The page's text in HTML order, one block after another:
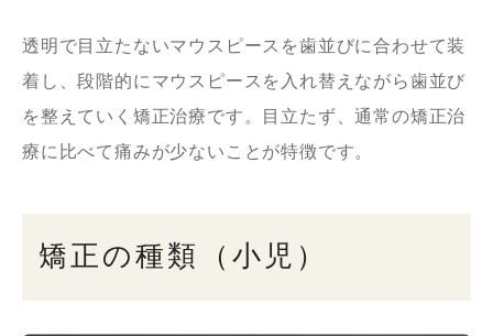
透明で目立たないマウスピースを歯並びに合わせて装
着し、段階的にマウスピースを入れ替えながら歯並び
を整えていく矯正治療です。目立たず、通常の矯正治
療に比べて痛みが少ないことが特徴です。
矯正の種類（小児）